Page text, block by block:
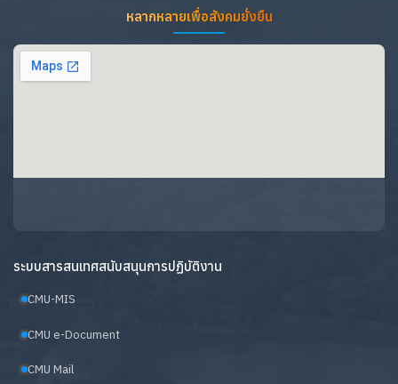
หลากหลายเพื่อสังคมยั่งยืน
ระบบสารสนเทศสนับสนุนการปฏิบัติงาน
CMU-MIS
CMU e-Document
CMU Mail